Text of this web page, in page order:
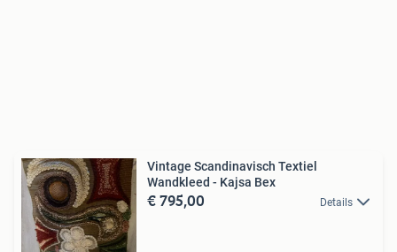
Vintage Scandinavisch Textiel
Wandkleed - Kajsa Bex
€ 795,00 Details